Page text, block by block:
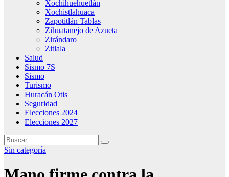
Xochihuehuetlán
Xochistlahuaca
Zapotitlán Tablas
Zihuatanejo de Azueta
Zirándaro
Zitlala
Salud
Sismo 7S
Sismo
Turismo
Huracán Otis
Seguridad
Elecciones 2024
Elecciones 2027
Sin categoría